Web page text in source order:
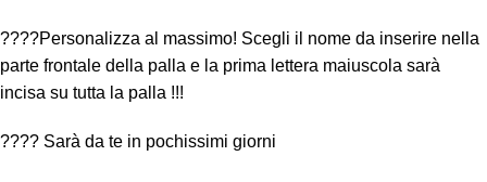
????Personalizza al massimo! Scegli il nome da inserire nella
parte frontale della palla e la prima lettera maiuscola sarà
incisa su tutta la palla !!!
???? Sarà da te in pochissimi giorni